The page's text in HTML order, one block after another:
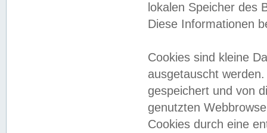
lokalen Speicher des
Diese Informationen
Cookies sind kleine
ausgetauscht
gespeichert und von
genutzten
Cookies durch eine